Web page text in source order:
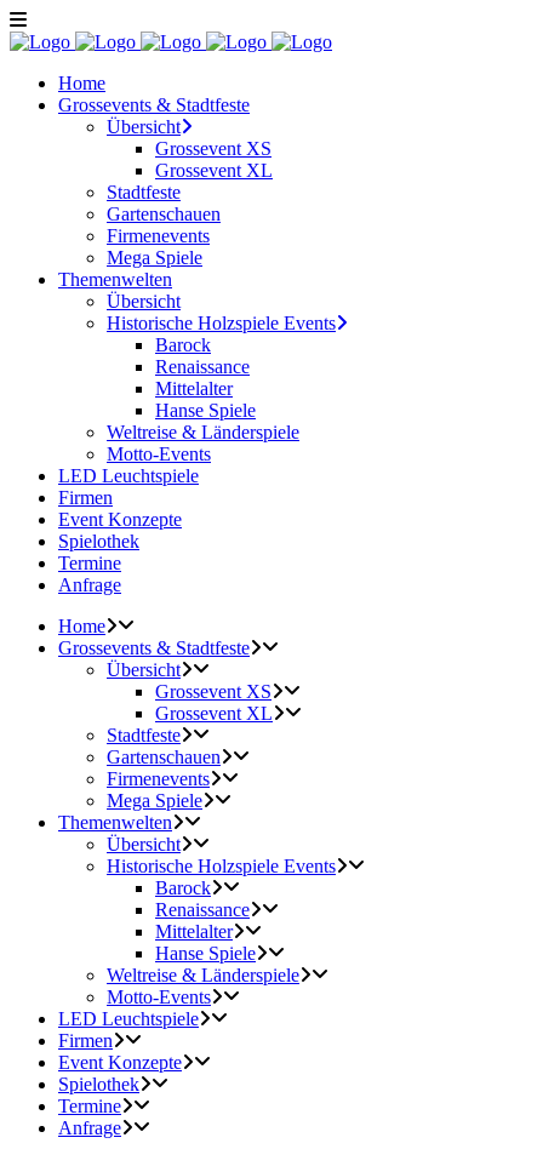
Home
Grossevents & Stadtfeste
Übersicht
Grossevent XS
Grossevent XL
Stadtfeste
Gartenschauen
Firmenevents
Mega Spiele
Themenwelten
Übersicht
Historische Holzspiele Events
Barock
Renaissance
Mittelalter
Hanse Spiele
Weltreise & Länderspiele
Motto-Events
LED Leuchtspiele
Firmen
Event Konzepte
Spielothek
Termine
Anfrage
Home
Grossevents & Stadtfeste
Übersicht
Grossevent XS
Grossevent XL
Stadtfeste
Gartenschauen
Firmenevents
Mega Spiele
Themenwelten
Übersicht
Historische Holzspiele Events
Barock
Renaissance
Mittelalter
Hanse Spiele
Weltreise & Länderspiele
Motto-Events
LED Leuchtspiele
Firmen
Event Konzepte
Spielothek
Termine
Anfrage